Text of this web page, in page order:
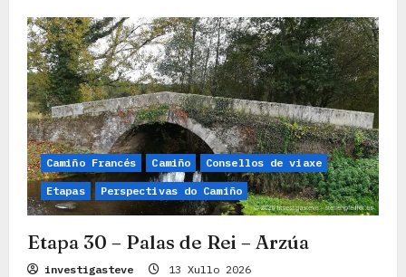
31
–
Arzúa
–
O
Pedrouzo
(Arca)
Camiño Francés Camiño Consellos de viaxe
Etapas Perspectivas do Camiño
Etapa 30 – Palas de Rei – Arzúa
investigasteve 13 Xullo 2026